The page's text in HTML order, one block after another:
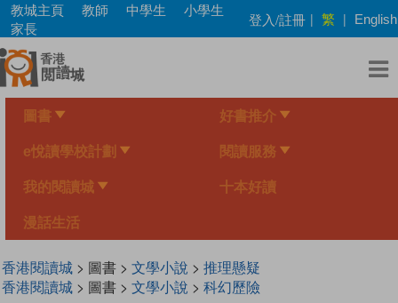
Skip
main
content
教城主頁 教師 中學生
小學生
家長
登入/註冊 | 繁 | English
圖書 好書推介
e悅讀學校計劃 閱讀服務
我的閱讀城 十本好讀
漫話生活
香港閱讀城> 圖書 > 文學小說 > 推理懸疑
香港閱讀城> 圖書 > 文學小說 > 科幻歷險